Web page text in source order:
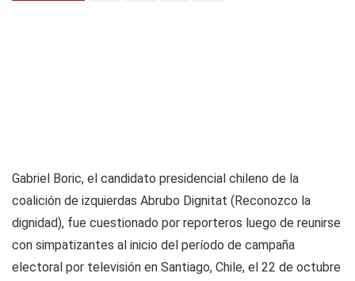
Gabriel Boric, el candidato presidencial chileno de la
coalición de izquierdas Abrubo Dignitat (Reconozco la
dignidad), fue cuestionado por reporteros luego de reunirse
con simpatizantes al inicio del período de campaña
electoral por televisión en Santiago, Chile, el 22 de octubre